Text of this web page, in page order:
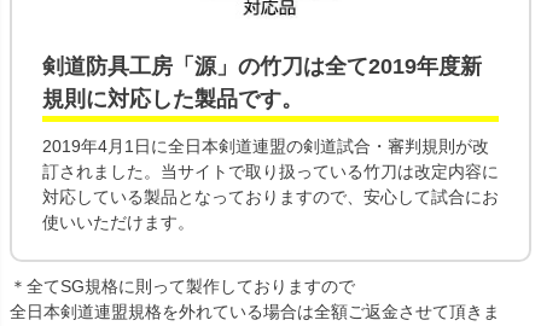
剣道防具工房「源」の竹刀 は全て2019年度新
規則 に対応した製品です。
2019年4月1日に全日本剣道連盟の剣道試合・審判規則が改
訂されました。当サイトで取り扱っている竹刀は改定内容に
対応している製品となっておりますので、安心して試合にお
使いいただけます。
＊全てSG規格に則って製作しておりますので
全日本剣道連盟規格を外れている場合は全額ご返金させて頂きま